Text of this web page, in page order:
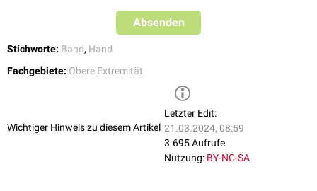
Absenden
Stichworte: Band, Hand
Fachgebiete: Obere Extremität
Wichtiger Hinweis zu diesem Artikel
Letzter Edit:
21.03.2024, 08:59
3.695 Aufrufe
Nutzung: BY-NC-SA